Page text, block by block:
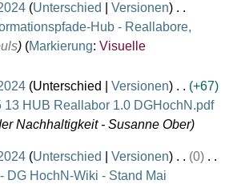
Unterschied
Versionen
Hub - Reallabore,
Markierung: Visuelle
Unterschied Versionen
+67
13 HUB Reallabor 1.0 DGHochN.pdf
Nachhaltigkeit - Susanne Ober
Unterschied Versionen
0
DG HochN-Wiki - Stand Mai